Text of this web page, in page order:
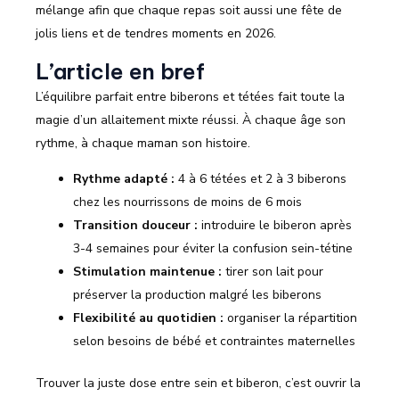
mélange afin que chaque repas soit aussi une fête de
jolis liens et de tendres moments en 2026.
L’article en bref
L’équilibre parfait entre biberons et tétées fait toute la
magie d’un allaitement mixte réussi. À chaque âge son
rythme, à chaque maman son histoire.
Rythme adapté : 4 à 6 tétées et 2 à 3 biberons
chez les nourrissons de moins de 6 mois
Transition douceur : introduire le biberon après
3-4 semaines pour éviter la confusion sein-tétine
Stimulation maintenue : tirer son lait pour
préserver la production malgré les biberons
Flexibilité au quotidien : organiser la répartition
selon besoins de bébé et contraintes maternelles
Trouver la juste dose entre sein et biberon, c’est ouvrir la